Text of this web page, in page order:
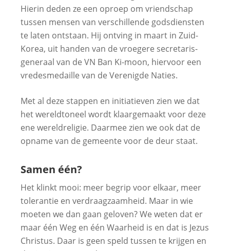
Hierin deden ze een oproep om vriendschap
tussen mensen van verschillende godsdiensten
te laten ontstaan. Hij ontving in maart in Zuid-
Korea, uit handen van de vroegere secretaris-
generaal van de VN Ban Ki-moon, hiervoor een
vredesmedaille van de Verenigde Naties.
Met al deze stappen en initiatieven zien we dat
het wereldtoneel wordt klaargemaakt voor deze
ene wereldreligie. Daarmee zien we ook dat de
opname van de gemeente voor de deur staat.
Samen één?
Het klinkt mooi: meer begrip voor elkaar, meer
tolerantie en verdraagzaamheid. Maar in wie
moeten we dan gaan geloven? We weten dat er
maar één Weg en één Waarheid is en dat is Jezus
Christus. Daar is geen speld tussen te krijgen en